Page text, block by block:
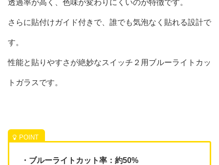
透過率が高く、色味が変わりにくいのが特徴です。
さらに貼付けガイド付きで、誰でも気泡なく貼れる設計で
す。
性能と貼りやすさが絶妙なスイッチ２用ブルーライトカッ
トガラスです。
・ブルーライトカット率：約50%